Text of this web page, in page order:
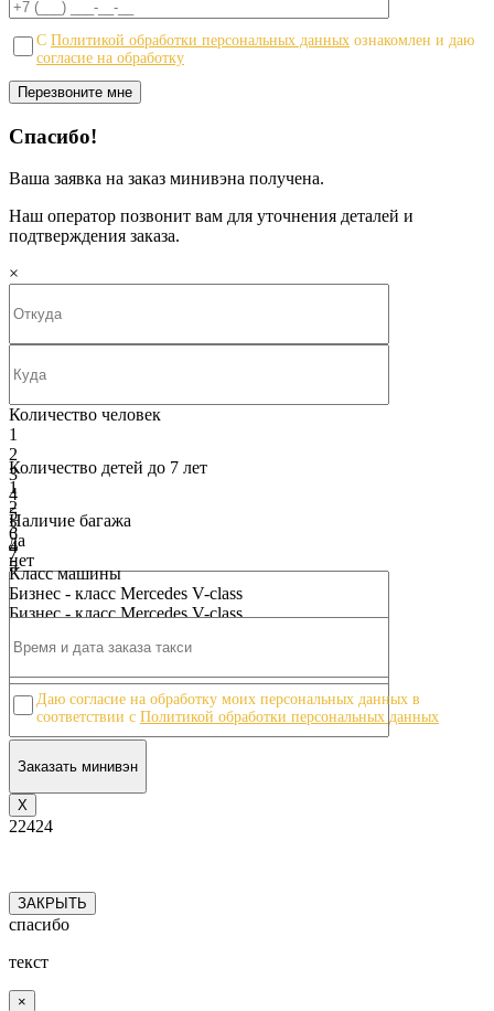
С Политикой обработки персональных данных ознакомлен и даю
согласие на обработку
Спасибо!
Ваша заявка на заказ минивэна получена.
Наш оператор позвонит вам для уточнения деталей и
подтверждения заказа.
×
Количество человек
1
2
3
4
5
6
7
8
9
10
Количество детей до 7 лет
1
2
3
4
5
6
7
9
Наличие багажа
да
нет
Класс машины
Бизнес - класс Mercedes V-class
Бизнес - класс Mercedes V-class
Даю согласие на обработку моих персональных данных в
соответствии с Политикой обработки персональных данных
Х
22424
ЗАКРЫТЬ
спасибо
текст
×